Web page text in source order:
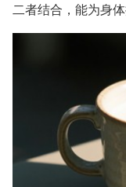
二者结合，能为身